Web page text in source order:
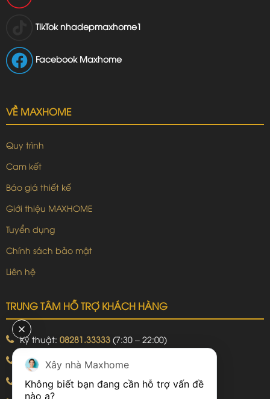
TikTok nhadepmaxhome1
Facebook Maxhome
VỀ MAXHOME
Quy trình
Cam kết
Báo giá thiết kế
Giới thiệu MAXHOME
Tuyển dụng
Chính sách bảo mật
Liên hệ
TRUNG TÂM HỖ TRỢ KHÁCH HÀNG
Kỹ thuật: 08281.33333 (7:30 – 22:00)
Khiếu nại: 09240.99999 (7:30 – 22:00)
Bảo hành:09240.99999(8:00 – 21:00)
Xây nhà Maxhome
Không biết bạn đang cần hỗ trợ vấn đề